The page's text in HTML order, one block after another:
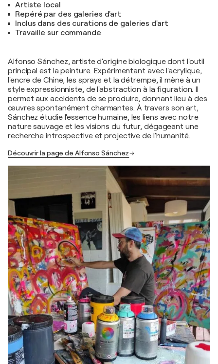
Artiste local
Repéré par des galeries d'art
Inclus dans des curations de galeries d'art
Travaille sur commande
Alfonso Sánchez, artiste d'origine biologique dont l'outil
principal est la peinture. Expérimentant avec l'acrylique,
l'encre de Chine, les sprays et la détrempe, il mène à un
style expressionniste, de l'abstraction à la figuration. Il
permet aux accidents de se produire, donnant lieu à des
œuvres spontanément charmantes. À travers son art,
Sánchez étudie l'essence humaine, les liens avec notre
nature sauvage et les visions du futur, dégageant une
recherche introspective et projective de l'humanité.
Découvrir la page de Alfonso Sánchez